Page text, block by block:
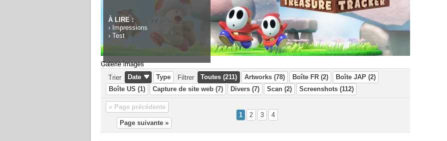
À LIRE :
› Impressions
› Test
Galerie images
Trier
Date Type Filtrer Toutes (211) Artworks (78) Boîte FR (2)
Boîte JAP (2)
Boîte US (1)
Capture de site web (7) Divers (7) Scan (2) Screenshots (112)
« Page précédente
1
2 3
4
Page suivante »